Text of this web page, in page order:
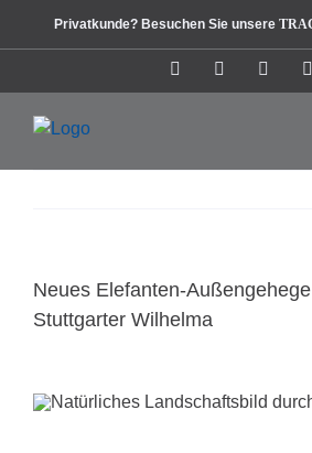
Privatkunde? Besuchen Sie unsere
InstagramFacebook
Neues Elefanten-
Stuttgarter Wilhelma